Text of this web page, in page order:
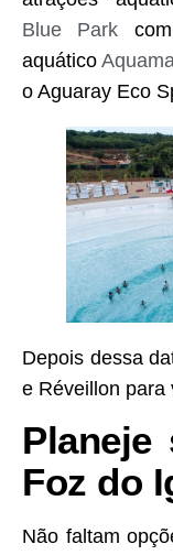
Blue Park
aquático
o Aguaray Eco
Depois dessa
e Réveillon para
Planeje
Foz do
Não faltam